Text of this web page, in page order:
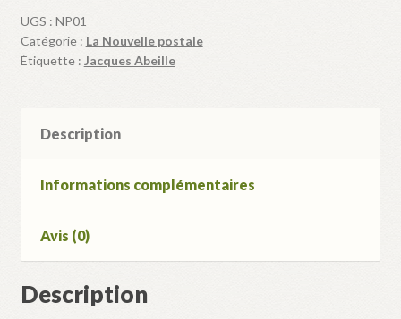
Joseph
UGS : NP01
Catégorie : La Nouvelle postale
Étiquette : Jacques Abeille
Description
Informations complémentaires
Avis (0)
Description